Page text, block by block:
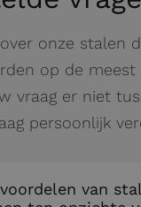
onze stalen
op de meest
vraag er niet
persoonlijk
van